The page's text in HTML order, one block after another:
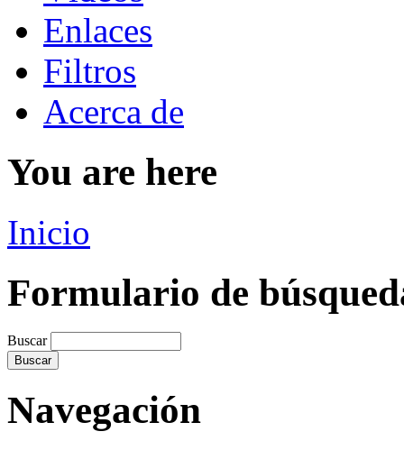
Enlaces
Filtros
Acerca de
You are here
Inicio
Formulario de
Buscar
Navegación